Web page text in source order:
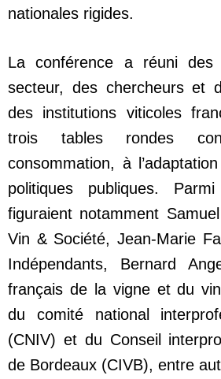
nationales rigides.
La conférence a réuni des
secteur, des chercheurs et
des institutions viticoles
trois tables rondes
consommation, à
politiques publiques.
figuraient notamment
Vin & Société, Jean-Marie
Indépendants, Bernard
français de la vigne et du
du comité national
(CNIV) et du Conseil
de Bordeaux (CIVB), entre